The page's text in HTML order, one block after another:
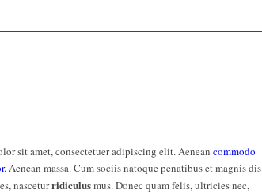
sit amet, consectetuer adipiscing elit. Aeneancommodo
. Aenean massa. Cum sociis natoque penatibus et magnis dis
nasceturridiculusmus. Donec quam felis, ultricies nec,